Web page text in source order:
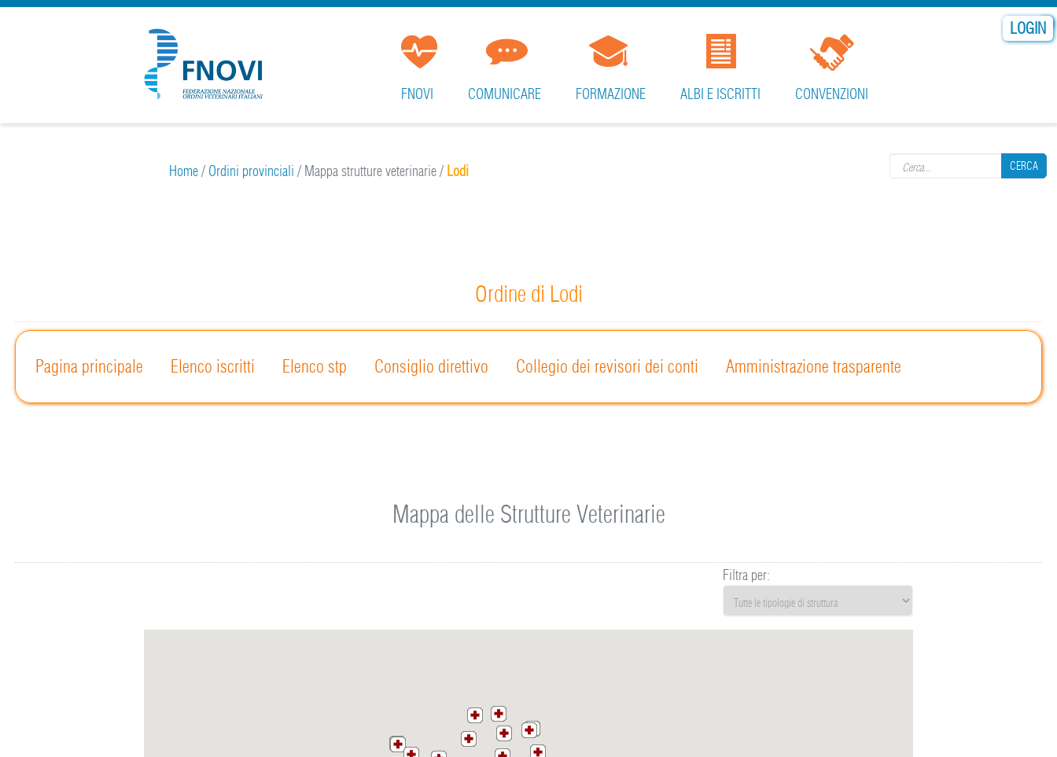
LOGIN
Search form
CERCA
FNOVI COMUNICARE FORMAZIONE ALBI E ISCRITTI CONVENZIONI
Home/ Ordini provinciali / Mappa strutture veterinarie/ Lodi
Ordine di Lodi
Pagina principale Elenco iscritti Elenco stp Consiglio direttivo Collegio dei revisori dei conti Amministrazione trasparente
Mappa delle Strutture Veterinarie
Filtra per: